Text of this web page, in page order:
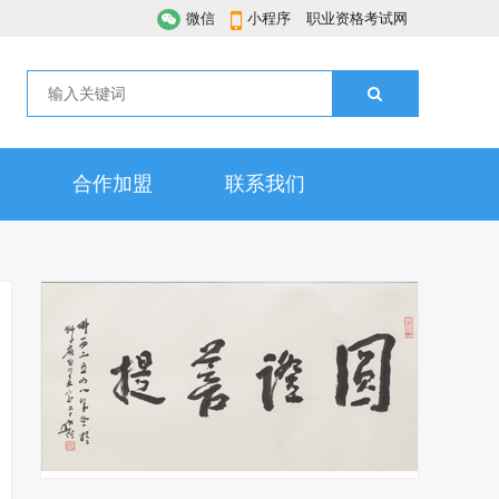
微信 小程序 职业资格考试网
合作加盟 联系我们